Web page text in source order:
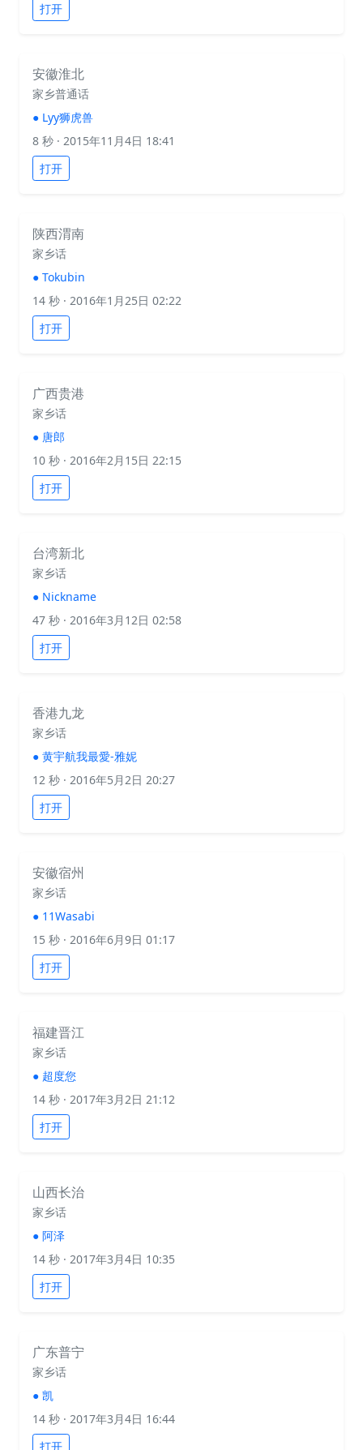
打开
安徽淮北
家乡普通话
● Lyy狮虎兽
8 秒 · 2015年11月4日 18:41
打开
陕西渭南
家乡话
● Tokubin
14 秒 · 2016年1月25日 02:22
打开
广西贵港
家乡话
● 唐郎
10 秒 · 2016年2月15日 22:15
打开
台湾新北
家乡话
● Nickname
47 秒 · 2016年3月12日 02:58
打开
香港九龙
家乡话
● 黄宇航我最愛-雅妮
12 秒 · 2016年5月2日 20:27
打开
安徽宿州
家乡话
● 11Wasabi
15 秒 · 2016年6月9日 01:17
打开
福建晋江
家乡话
● 超度您
14 秒 · 2017年3月2日 21:12
打开
山西长治
家乡话
● 阿泽
14 秒 · 2017年3月4日 10:35
打开
广东普宁
家乡话
● 凯
14 秒 · 2017年3月4日 16:44
打开